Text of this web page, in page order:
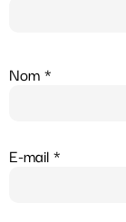
Nom*
E-mail*